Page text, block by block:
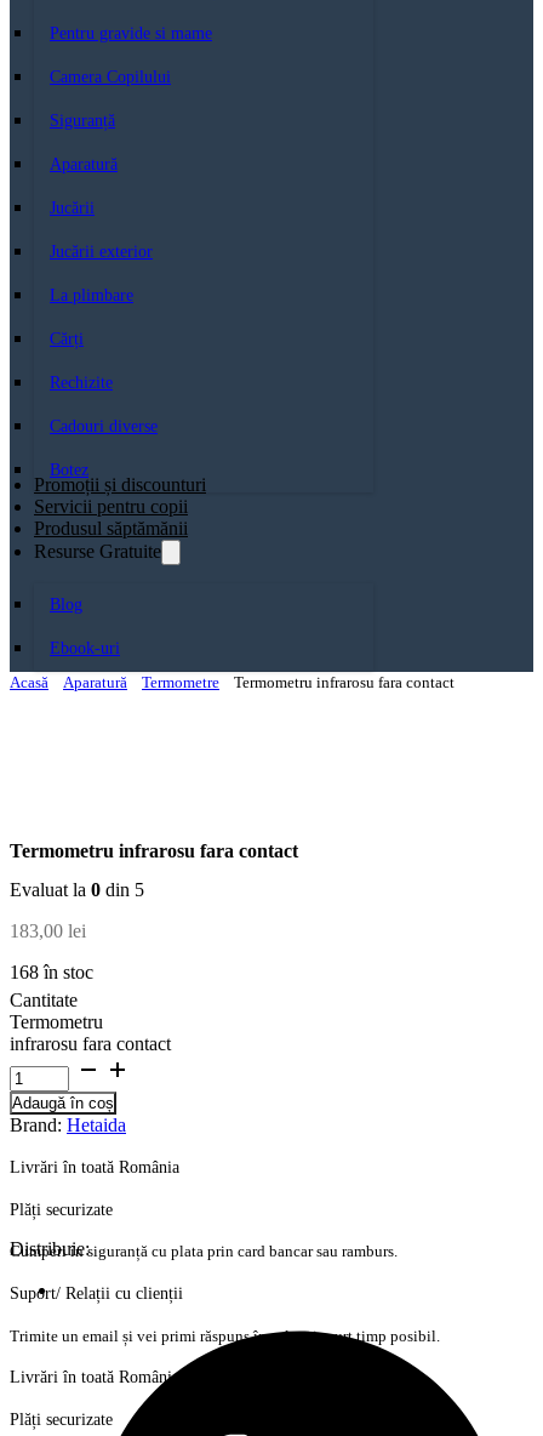
Pentru gravide si mame
Camera Copilului
Siguranță
Aparatură
Jucării
Jucării exterior
La plimbare
Cărți
Rechizite
Cadouri diverse
Botez
Promoții și discounturi
Servicii pentru copii
Produsul săptămănii
Resurse Gratuite
Blog
Ebook-uri
Acasă
Aparatură Termometre Termometru infrarosu fara contact
Termometru infrarosu fara contact
Evaluat la 0 din 5
183,00 lei
168 în stoc
Cantitate
Termometru
infrarosu fara contact
Adaugă în coș
Brand: Hetaida
Livrări în toată România
Plăți securizate
Cumperi în siguranță cu plata prin card bancar sau ramburs.
Suport/ Relații cu clienții
Trimite un email și vei primi răspuns în cel mai scurt timp posibil.
Livrări în toată România
Plăți securizate
Distribuie: